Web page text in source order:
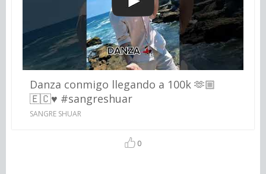
Danza conmigo llegando a 100k 🫶🏼
🇪🇨♥️ #sangreshuar
SANGRE SHUAR
0